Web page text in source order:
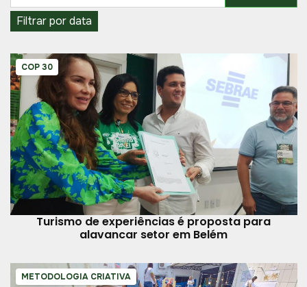
Filtrar por data
COP 30
Turismo de experiências é proposta para
alavancar setor em Belém
METODOLOGIA CRIATIVA